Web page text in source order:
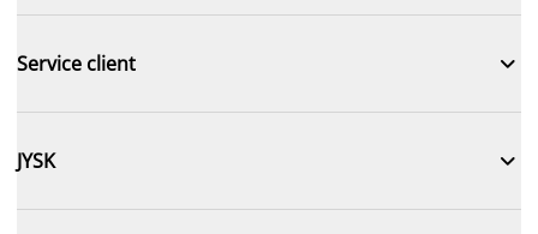
Service client 
JYSK 